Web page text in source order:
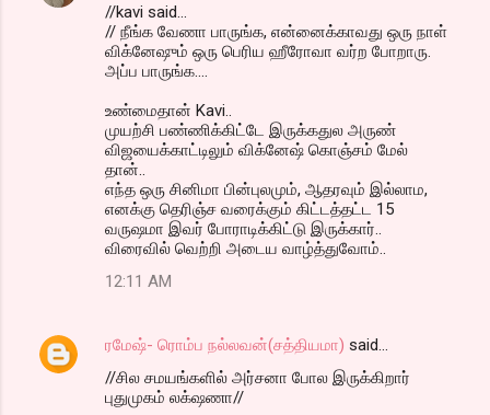
//kavi said...
// நீங்க வேணா பாருங்க, என்னைக்காவது ஒரு நாள்
விக்னேஷும் ஒரு பெரிய ஹீரோவா வர்ற போறாரு.
அப்ப பாருங்க....
உண்மைதான் Kavi..
முயற்சி பண்ணிக்கிட்டே இருக்கதுல அருண்
விஜயைக்காட்டிலும் விக்னேஷ் கொஞ்சம் மேல்
தான்..
எந்த ஒரு சினிமா பின்புலமும், ஆதரவும் இல்லாம,
எனக்கு தெரிஞ்ச வரைக்கும் கிட்டத்தட்ட 15
வருஷமா இவர் போராடிக்கிட்டு இருக்கார்..
விரைவில் வெற்றி அடைய வாழ்த்துவோம்..
12:11 AM
ரமேஷ்- ரொம்ப நல்லவன்(சத்தியமா) said…
//சில சமயங்களில் அர்சனா போல இருக்கிறார்
புதுமுகம் லக்‌ஷணா//